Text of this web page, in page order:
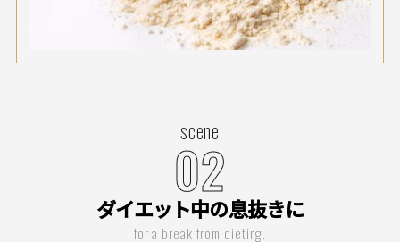
scene
02
ダイエット中の息抜きに
for a break from dieting.